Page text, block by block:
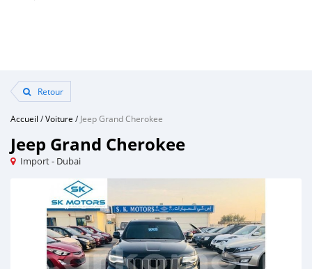
Retour
Accueil /Voiture /Jeep Grand Cherokee
Jeep Grand Cherokee
Import - Dubai